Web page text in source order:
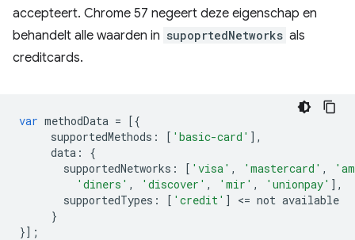
accepteert. Chrome 57 negeert deze eigenschap en
behandelt alle waarden in supoprtedNetworks als
creditcards.
var methodData = [{
supportedMethods : [ 'basic-card' ],
data :
{
supportedNetworks : [ 'visa' , 'mastercard' ,
'diners' , 'discover' , 'mir' , 'unionpay' ],
supportedTypes : [ 'credit' ] <= not available
}
}];